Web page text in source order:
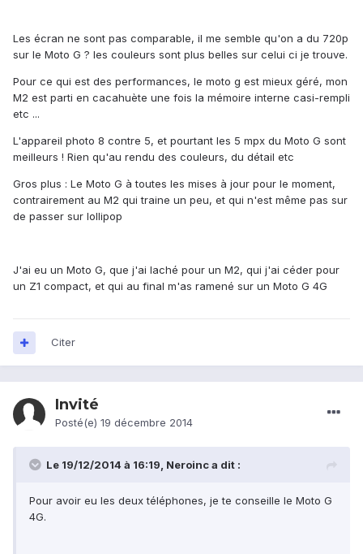
Les écran ne sont pas comparable, il me semble qu'on a du 720p
sur le Moto G ? les couleurs sont plus belles sur celui ci je trouve.
Pour ce qui est des performances, le moto g est mieux géré, mon
M2 est parti en cacahuète une fois la mémoire interne casi-rempli
etc ...
L'appareil photo 8 contre 5, et pourtant les 5 mpx du Moto G sont
meilleurs ! Rien qu'au rendu des couleurs, du détail etc
Gros plus : Le Moto G à toutes les mises à jour pour le moment,
contrairement au M2 qui traine un peu, et qui n'est même pas sur
de passer sur lollipop
J'ai eu un Moto G, que j'ai laché pour un M2, qui j'ai céder pour
un Z1 compact, et qui au final m'as ramené sur un Moto G 4G
Citer
Invité
Posté(e) 19 décembre 2014
Le 19/12/2014 à 16:19, Neroinc a dit :
Pour avoir eu les deux téléphones, je te conseille le Moto G
4G.